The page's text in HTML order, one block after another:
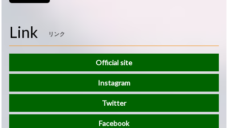
Link リンク
Official site
Instagram
Twitter
Facebook